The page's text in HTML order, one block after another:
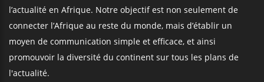
l’actualité en Afrique. Notre objectif est non seulement de
connecter l’Afrique au reste du monde, mais d’établir un
moyen de communication simple et efficace, et ainsi
promouvoir la diversité du continent sur tous les plans de
l'actualité.